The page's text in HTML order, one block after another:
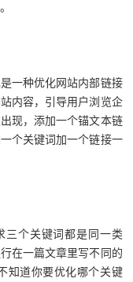
一种优化网站内部链接
内容，引导用户浏览企
现，添加一个锚文本链
个关键词加一个链接一
个关键词都是同一类
在一篇文章里写不同的
知道你要优化哪个关键